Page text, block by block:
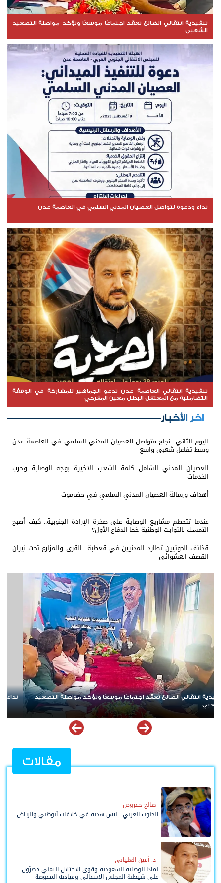
تنفيذية انتقالي الضالع تعقد اجتماعًا موسعًا وتؤكد مواصلة التصعيد
الشعبي
نداء ودعوة لتواصل العصيان المدني السلمي في العاصمة عدن
تنفيذية انتقالي العاصمة عدن تدعو الجماهير للمشاركة في الوقفة
التضامنية مع المعتقل البطل معين المقرحي
اخر الأخبار
لليوم الثاني.. نجاح متواصل للعصيان المدني السلمي في العاصمة عدن
وسط تفاعل شعبي واسع
العصيان المدني الشامل كلمة الشعب الاخيرة بوجه الوصاية وحرب
الخدمات
أهداف ورسالة العصيان المدني السلمي في حضرموت
عندما تتحطم مشاريع الوصاية على صخرة الإرادة الجنوبية.. كيف أصبح
التمسك بالثوابت الوطنية خط الدفاع الأول؟
قذائف الحوثيين تطارد المدنيين في قعطبة.. القرى والمزارع تحت نيران
القصف العشوائي
لتواصل العصيان المدني السلمي في العاصمة عدن
تنفيذية
التضامنية مع
مقالات
صالح حقروص
الجنوب العربي.. ليس هدية في خلافات أبوظبي والرياض
د. أمين العلياني
لماذا الوصاية السعودية وقوى الاحتلال اليمني مصرّون
على شيطنة المجلس الانتقالي وقيادته المفوضة